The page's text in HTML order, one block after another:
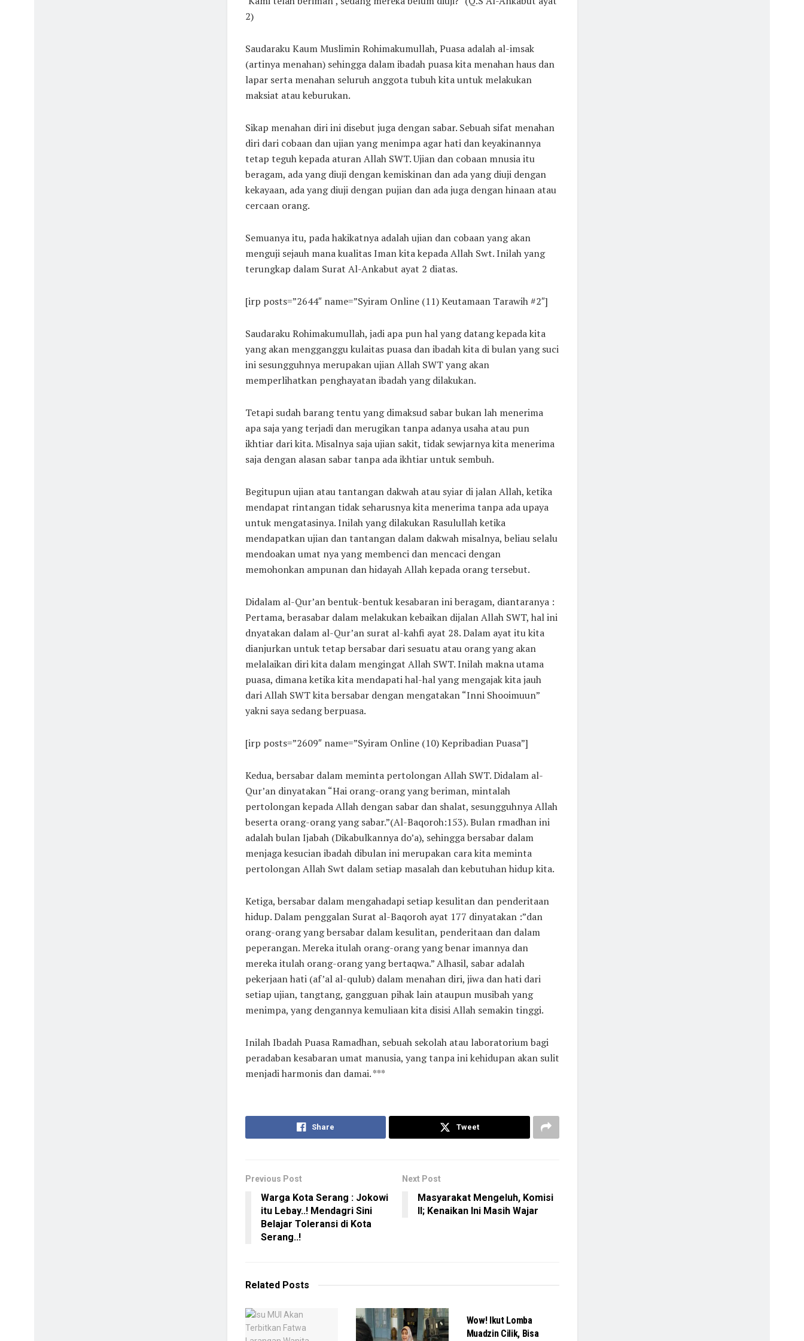
2)
Saudaraku Kaum Muslimin Rohimakumullah, Puasa adalah al-imsak
(artinya menahan) sehingga dalam ibadah puasa kita menahan haus dan
lapar serta menahan seluruh anggota tubuh kita untuk melakukan
maksiat atau keburukan.
Sikap menahan diri ini disebut juga dengan sabar. Sebuah sifat menahan
diri dari cobaan dan ujian yang menimpa agar hati dan keyakinannya
tetap teguh kepada aturan Allah SWT. Ujian dan cobaan mnusia itu
beragam, ada yang diuji dengan kemiskinan dan ada yang diuji dengan
kekayaan, ada yang diuji dengan pujian dan ada juga dengan hinaan atau
cercaan orang.
Semuanya itu, pada hakikatnya adalah ujian dan cobaan yang akan
menguji sejauh mana kualitas Iman kita kepada Allah Swt. Inilah yang
terungkap dalam Surat Al-Ankabut ayat 2 diatas.
[irp posts=”2644″ name=”Syiram Online (11) Keutamaan Tarawih #2″]
Saudaraku Rohimakumullah, jadi apa pun hal yang datang kepada kita
yang akan mengganggu kulaitas puasa dan ibadah kita di bulan yang suci
ini sesungguhnya merupakan ujian Allah SWT yang akan
memperlihatkan penghayatan ibadah yang dilakukan.
Tetapi sudah barang tentu yang dimaksud sabar bukan lah menerima
apa saja yang terjadi dan merugikan tanpa adanya usaha atau pun
ikhtiar dari kita. Misalnya saja ujian sakit, tidak sewjarnya kita menerima
saja dengan alasan sabar tanpa ada ikhtiar untuk sembuh.
Begitupun ujian atau tantangan dakwah atau syiar di jalan Allah, ketika
mendapat rintangan tidak seharusnya kita menerima tanpa ada upaya
untuk mengatasinya. Inilah yang dilakukan Rasulullah ketika
mendapatkan ujian dan tantangan dalam dakwah misalnya, beliau selalu
mendoakan umat nya yang membenci dan mencaci dengan
memohonkan ampunan dan hidayah Allah kepada orang tersebut.
Didalam al-Qur’an bentuk-bentuk kesabaran ini beragam, diantaranya :
Pertama, berasabar dalam melakukan kebaikan dijalan Allah SWT, hal ini
dnyatakan dalam al-Qur’an surat al-kahfi ayat 28. Dalam ayat itu kita
dianjurkan untuk tetap bersabar dari sesuatu atau orang yang akan
melalaikan diri kita dalam mengingat Allah SWT. Inilah makna utama
puasa, dimana ketika kita mendapati hal-hal yang mengajak kita jauh
dari Allah SWT kita bersabar dengan mengatakan “Inni Shooimuun”
yakni saya sedang berpuasa.
[irp posts=”2609″ name=”Syiram Online (10) Kepribadian Puasa”]
Kedua, bersabar dalam meminta pertolongan Allah SWT. Didalam al-
Qur’an dinyatakan “Hai orang-orang yang beriman, mintalah
pertolongan kepada Allah dengan sabar dan shalat, sesungguhnya Allah
beserta orang-orang yang sabar.”(Al-Baqoroh:153). Bulan rmadhan ini
adalah bulan Ijabah (Dikabulkannya do’a), sehingga bersabar dalam
menjaga kesucian ibadah dibulan ini merupakan cara kita meminta
pertolongan Allah Swt dalam setiap masalah dan kebutuhan hidup kita.
Ketiga, bersabar dalam mengahadapi setiap kesulitan dan penderitaan
hidup. Dalam penggalan Surat al-Baqoroh ayat 177 dinyatakan :”dan
orang-orang yang bersabar dalam kesulitan, penderitaan dan dalam
peperangan. Mereka itulah orang-orang yang benar imannya dan
mereka itulah orang-orang yang bertaqwa.” Alhasil, sabar adalah
pekerjaan hati (af’al al-qulub) dalam menahan diri, jiwa dan hati dari
setiap ujian, tangtang, gangguan pihak lain ataupun musibah yang
menimpa, yang dengannya kemuliaan kita disisi Allah semakin tinggi.
Inilah Ibadah Puasa Ramadhan, sebuah sekolah atau laboratorium bagi
peradaban kesabaran umat manusia, yang tanpa ini kehidupan akan sulit
menjadi harmonis dan damai. ***
Share Tweet
Previous Post
Warga Kota Serang : Jokowi
itu Lebay..! Mendagri Sini
Belajar Toleransi di Kota
Serang..!
Next Post
Masyarakat Mengeluh, Komisi
II; Kenaikan Ini Masih Wajar
RelatedPosts
Wow! Ikut Lomba
Muadzin Cilik, Bisa